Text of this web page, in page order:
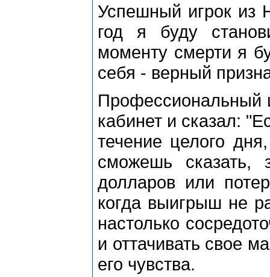
Успешный игрок из
год я буду
моменту смерти я
себя - верный
Профессиональный
кабинет и сказал:
течение целого
сможешь
долларов или
когда выигрыш не
настолько
и оттачивать свое
его чувства.